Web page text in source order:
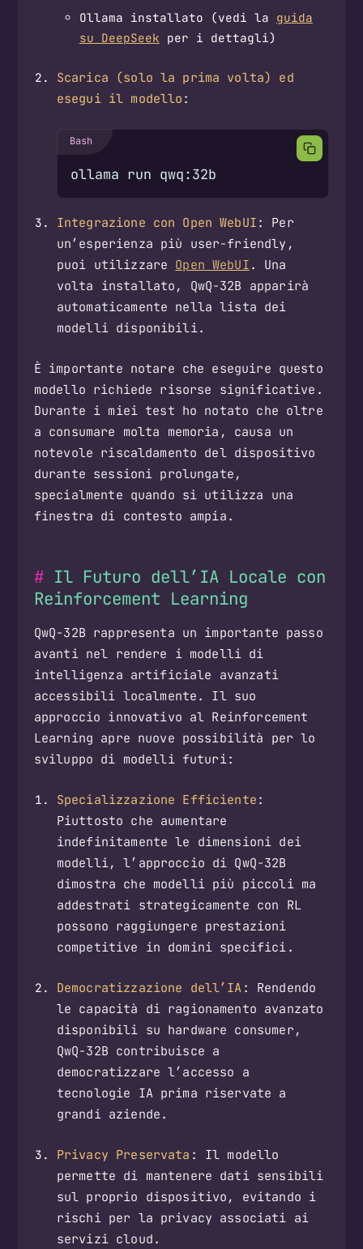
Ollama installato (vedi la guida
su DeepSeek per i dettagli)
Scarica (solo la prima volta) ed
esegui il modello:
Integrazione con Open WebUI: Per
un’esperienza più user-friendly,
puoi utilizzare Open WebUI. Una
volta installato, QwQ-32B apparirà
automaticamente nella lista dei
modelli disponibili.
È importante notare che eseguire questo
modello richiede risorse significative.
Durante i miei test ho notato che oltre
a consumare molta memoria, causa un
notevole riscaldamento del dispositivo
durante sessioni prolungate,
specialmente quando si utilizza una
finestra di contesto ampia.
Il Futuro dell’IA Locale con
Reinforcement Learning
QwQ-32B rappresenta un importante passo
avanti nel rendere i modelli di
intelligenza artificiale avanzati
accessibili localmente. Il suo
approccio innovativo al Reinforcement
Learning apre nuove possibilità per lo
sviluppo di modelli futuri:
Specializzazione Efficiente:
Piuttosto che aumentare
indefinitamente le dimensioni dei
modelli, l’approccio di QwQ-32B
dimostra che modelli più piccoli ma
addestrati strategicamente con RL
possono raggiungere prestazioni
competitive in domini specifici.
Democratizzazione dell’IA: Rendendo
le capacità di ragionamento avanzato
disponibili su hardware consumer,
QwQ-32B contribuisce a
democratizzare l’accesso a
tecnologie IA prima riservate a
grandi aziende.
Privacy Preservata : Il modello
permette di mantenere dati sensibili
sul proprio dispositivo, evitando i
rischi per la privacy associati ai
servizi cloud.